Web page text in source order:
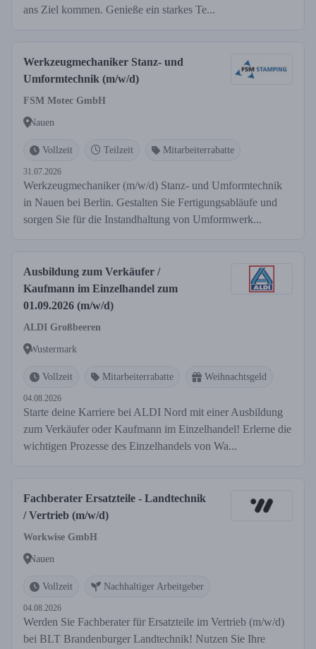
ans Ziel kommen. Genieße ein starkes Te...
Werkzeugmechaniker Stanz- und
Umformtechnik (m/w/d)
FSM Motec GmbH
Nauen
Vollzeit Teilzeit Mitarbeiterrabatte
31.07.2026
Werkzeugmechaniker (m/w/d) Stanz- und Umformtechnik
in Nauen bei Berlin. Gestalten Sie Fertigungsabläufe und
sorgen Sie für die Instandhaltung von Umformwerk...
Ausbildung zum Verkäufer /
Kaufmann im Einzelhandel zum
01.09.2026 (m/w/d)
ALDI Großbeeren
Wustermark
Vollzeit Mitarbeiterrabatte Weihnachtsgeld
04.08.2026
Starte deine Karriere bei ALDI Nord mit einer Ausbildung
zum Verkäufer oder Kaufmann im Einzelhandel! Erlerne die
wichtigen Prozesse des Einzelhandels von Wa...
Fachberater Ersatzteile - Landtechnik
/ Vertrieb (m/w/d)
Workwise GmbH
Nauen
Vollzeit Nachhaltiger Arbeitgeber
04.08.2026
Werden Sie Fachberater für Ersatzteile im Vertrieb (m/w/d)
bei BLT Brandenburger Landtechnik! Nutzen Sie Ihre